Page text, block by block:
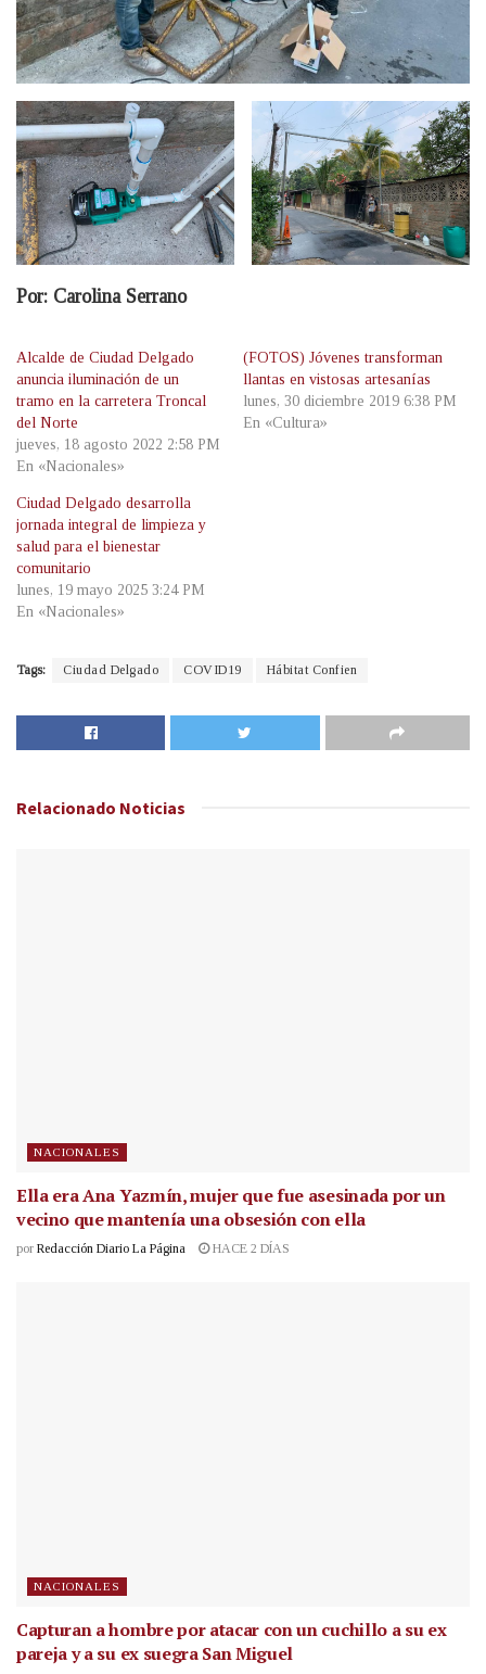
Por: Carolina Serrano
Alcalde de Ciudad Delgado
anuncia iluminación de un
tramo en la carretera Troncal
del Norte
jueves, 18 agosto 2022 2:58 PM
En «Nacionales»
(FOTOS) Jóvenes transforman
llantas en vistosas artesanías
lunes, 30 diciembre 2019 6:38 PM
En «Cultura»
Ciudad Delgado desarrolla
jornada integral de limpieza y
salud para el bienestar
comunitario
lunes, 19 mayo 2025 3:24 PM
En «Nacionales»
Tags: Ciudad Delgado COVID19 Hábitat Confien
Relacionado Noticias
NACIONALES
Ella era Ana Yazmín, mujer que fue asesinada por un
vecino que mantenía una obsesión con ella
por Redacción Diario La Página HACE 2 DÍAS
NACIONALES
Capturan a hombre por atacar con un cuchillo a su ex
pareja y a su ex suegra San Miguel